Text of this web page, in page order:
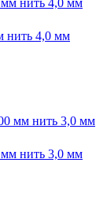
нить 4,0 мм
мм нить 3,0 мм